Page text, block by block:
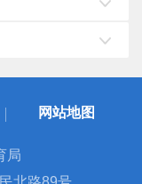
网站地图
局